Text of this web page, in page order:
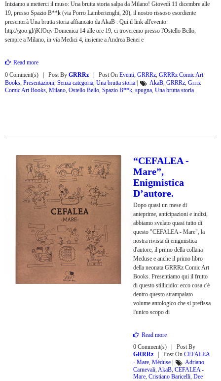
Iniziamo a metterci il muso: Una brutta storia salpa da Milano! Giovedì 11 dicembre alle
19, presso Spazio B**k (via Porro Lambertenghi, 20), il nostro rissoso esordiente
presenterà Una brutta storia affiancato da AkaB . Qui il link all'evento:
http://goo.gl/jKfOqv Domenica 14 alle ore 19, ci troveremo presso l'Ostello Bello,
sempre a Milano, in via Medici 4, insieme a Andrea Benei e
Read more
0 Comment(s)
Post By GRRRz Post On Eventi, GRRRz, GRRRz Comic Art
Books, Presentazioni, Senza categoria, Una brutta storia AkaB, GRRRz, Grrrz
Comic Art Books, Milano, Ostello Bello, Spazio B**k, spugna, Una brutta storia
“CEFALEA -
Mare”,
Enigmistica
D’autore.
Dopo quasi un mese di
anteprime, anticipazioni e indizi,
abbiamo svelato quasi tutto di
questo "CEFALEA - Mare", la
nostra rivista di enigmistica
d'autore, il primo della collana
Meduse e anche il primo libro
della neonata GRRRz Comic Art
Books. Presentiamo qui il frutto
di questo stillicidio: ecco cosa c'è
dentro questo strampalato
volume antologico che si prefissa
l'unico scopo di
Read more
0 Comment(s)
Post By
GRRRz
Post On CEFALEA
- Mare, Méduse
Adriano
Carnevali, AkaB, CEFALEA -
Mare, Cristiano Baricelli, Dee